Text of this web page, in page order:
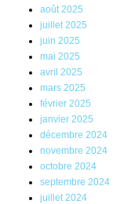
août 2025
juillet 2025
juin 2025
mai 2025
avril 2025
mars 2025
février 2025
janvier 2025
décembre 2024
novembre 2024
octobre 2024
septembre 2024
juillet 2024